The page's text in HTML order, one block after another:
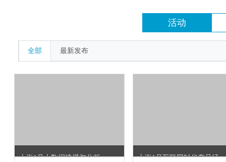
活动
全部 最新发布
上海1月大数据建模与分析挖掘应用实战培训班 上海1月互联网时代产品经理最佳实践培训班